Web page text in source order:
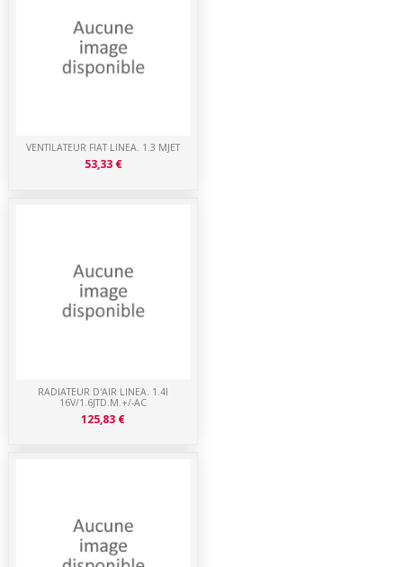
RADIATEUR D'AIR LINEA. 1.4I
16V/1.6JTD.M.+/-AC
125,83 €
VENTILATEUR FIAT LINEA. 1.3 MJET
53,33 €